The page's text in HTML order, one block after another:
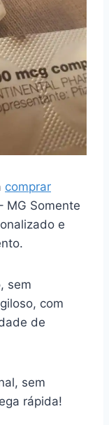
comprar
MG Somente
e
sem
com
de
sem
rápida!